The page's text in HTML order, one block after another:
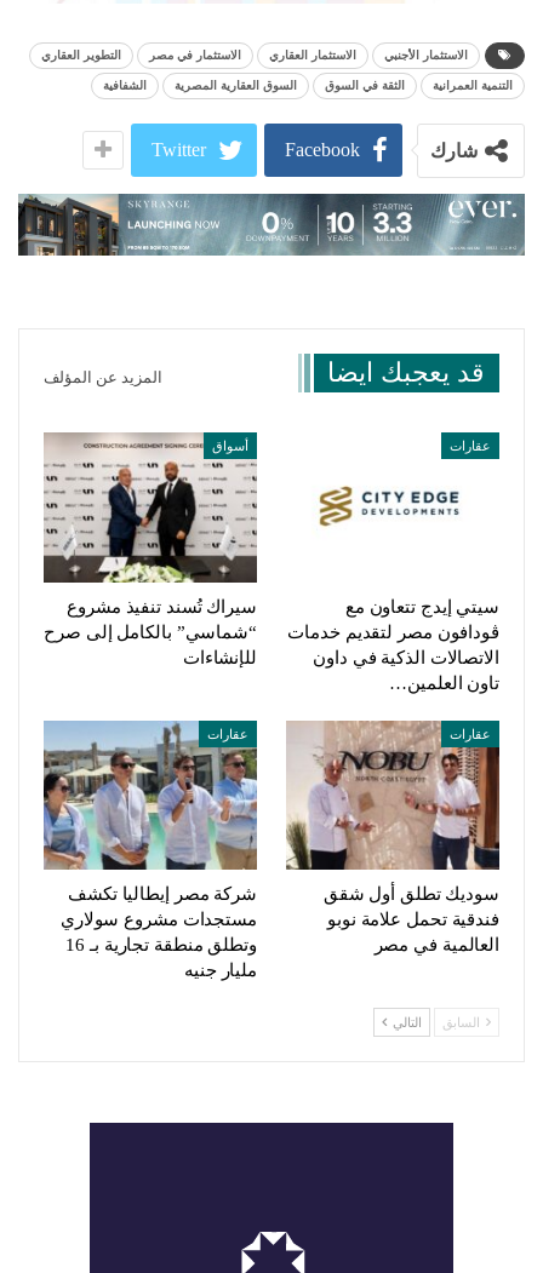
الاستثمار الأجنبي الاستثمار العقاري الاستثمار في مصر التطوير العقاري
التنمية العمرانية الثقة في السوق السوق العقارية المصرية الشفافية
شارك Facebook
Twitter
قد يعجبك ايضا المزيد عن المؤلف
عقارات
سيتي إيدج تتعاون مع
ڤودافون مصر لتقديم خدمات
الاتصالات الذكية في داون
تاون العلمين…
أسواق
سيراك تُسند تنفيذ مشروع
“شماسي” بالكامل إلى صرح
للإنشاءات
عقارات
سوديك تطلق أول شقق
فندقية تحمل علامة نوبو
العالمية في مصر
عقارات
شركة مصر إيطاليا تكشف
مستجدات مشروع سولاري
وتطلق منطقة تجارية بـ 16
مليار جنيه
السابق التالي